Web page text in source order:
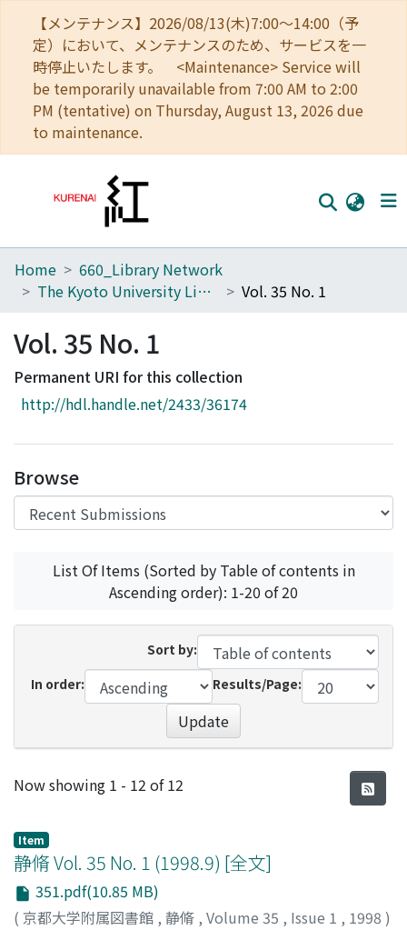
【メンテナンス】2026/08/13(木)7:00～14:00（予
定）において、メンテナンスのため、サービスを一
時停止いたします。 <Maintenance> Service will
be temporarily unavailable from 7:00 AM to 2:00
PM (tentative) on Thursday, August 13, 2026 due
to maintenance.
Home
Browse
Download Ranking
Access Statistics
Home
660_Library Network
The Kyoto University Library Network Bulletin : Sei-shu
Vol. 35 No. 1
Vol. 35 No. 1
Permanent URI for this collection
http://hdl.handle.net/2433/36174
Browse
List Of Items (Sorted by Table of contents in
Ascending order): 1-20 of 20
Sort by:
In order:
Results/Page:
Update
Recent Submissions
Now showing 1 - 12 of 12
Item
静脩 Vol. 35 No. 1 (1998.9) [全文]
351.pdf(10.85 MB)
( 京都大学附属図書館 , 静脩 , Volume 35 , Issue 1 , 1998 )